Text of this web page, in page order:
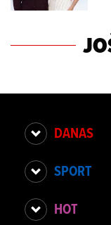
DANAS
SPORT
HOT